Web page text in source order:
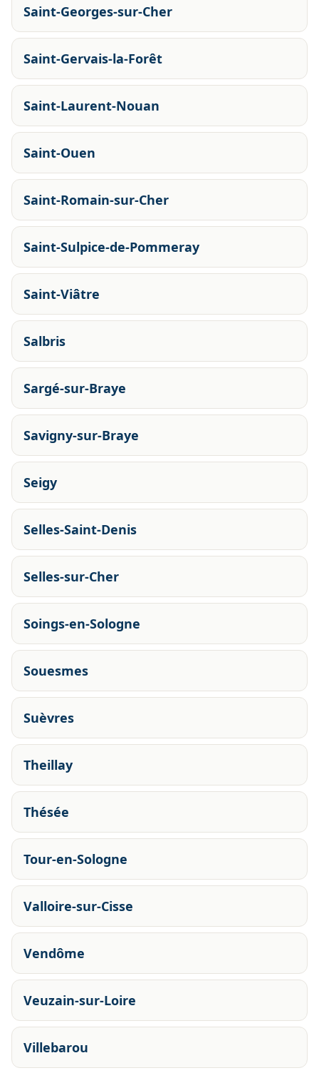
Saint-Georges-sur-Cher
Saint-Gervais-la-Forêt
Saint-Laurent-Nouan
Saint-Ouen
Saint-Romain-sur-Cher
Saint-Sulpice-de-Pommeray
Saint-Viâtre
Salbris
Sargé-sur-Braye
Savigny-sur-Braye
Seigy
Selles-Saint-Denis
Selles-sur-Cher
Soings-en-Sologne
Souesmes
Suèvres
Theillay
Thésée
Tour-en-Sologne
Valloire-sur-Cisse
Vendôme
Veuzain-sur-Loire
Villebarou